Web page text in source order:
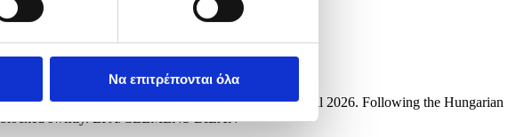
Να επιτρέπονται όλα
at the Chancellery in Berlin, Germany, 14 April 2026. Following the Hungarian
swiftly. EPA/CLEMENS BILAN